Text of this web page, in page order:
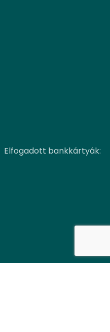
Elfogadott bankkártyák: